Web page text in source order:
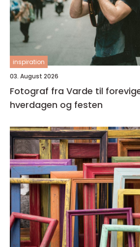
inspiration
03. August 2026
Fotograf fra Varde til
hverdagen og festen